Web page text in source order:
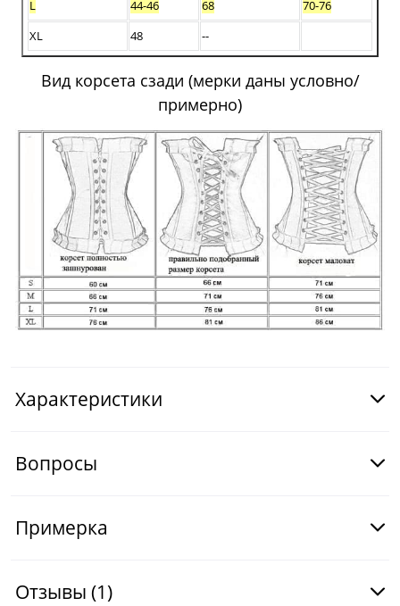
L
44-46 68
70-76
XL
48 --
Вид корсета сзади (мерки даны условно/
примерно)
Характеристики
Вопросы
Примерка
Отзывы (1)